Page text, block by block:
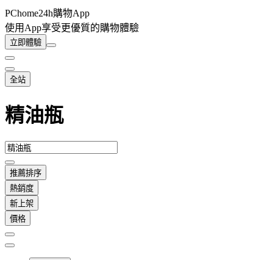
PChome24h購物App
使用App享受更優質的購物體驗
立即體驗
全站
精油瓶
推薦排序
熱銷度
新上架
價格